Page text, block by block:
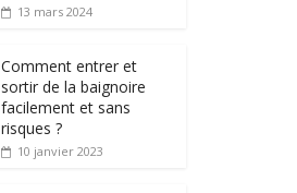
13 mars 2024
Comment entrer et
sortir de la baignoire
facilement et sans
risques ?
10 janvier 2023